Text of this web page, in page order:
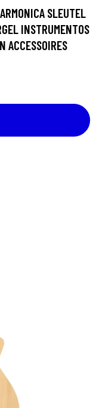
SLEUTEL
INSTRUMENTOS
ACCESSOIRES